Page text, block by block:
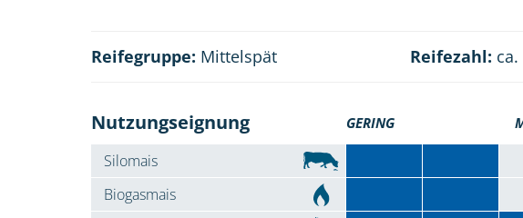
Reifegruppe: Mittelspät Reifezahl: ca.
Nutzungseignung GERING
Silomais
Biogasmais